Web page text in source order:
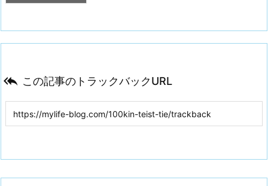
 この記事のトラックバックURL